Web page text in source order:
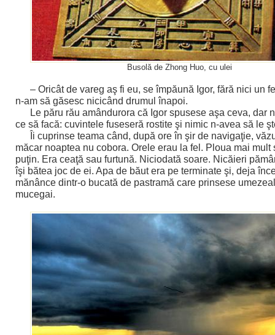
Busolă de Zhong Huo, cu ulei
– Oricât de vareg aş fi eu, se împăună Igor, fără nici un
n-am să găsesc nicicând drumul înapoi.
Le păru rău amândurora că Igor spusese aşa ceva, dar
ce să facă: cuvintele fuseseră rostite şi nimic n-avea să le
Îi cuprinse teama când, după ore în şir de navigaţie,
măcar noaptea nu cobora. Orele erau la fel. Ploua mai mult
puţin. Era ceaţă sau furtună. Niciodată soare. Nicăieri
îşi bătea joc de ei. Apa de băut era pe terminate şi, deja
mănânce dintr-o bucată de pastramă care prinsese
mucegai.